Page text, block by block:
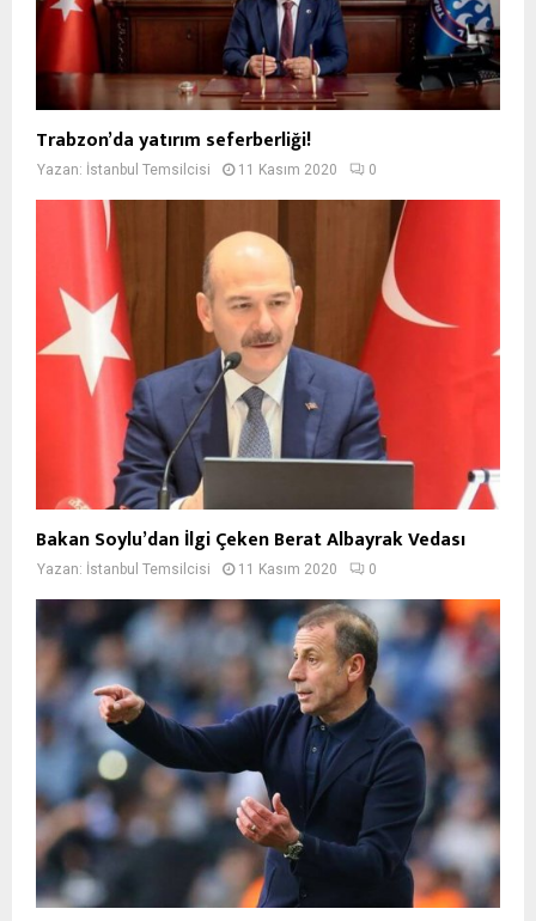
Trabzon’da yatırım seferberliği!
Yazan: İstanbul Temsilcisi 11 Kasım 2020 0
Bakan Soylu’dan İlgi Çeken Berat Albayrak Vedası
Yazan: İstanbul Temsilcisi 11 Kasım 2020 0